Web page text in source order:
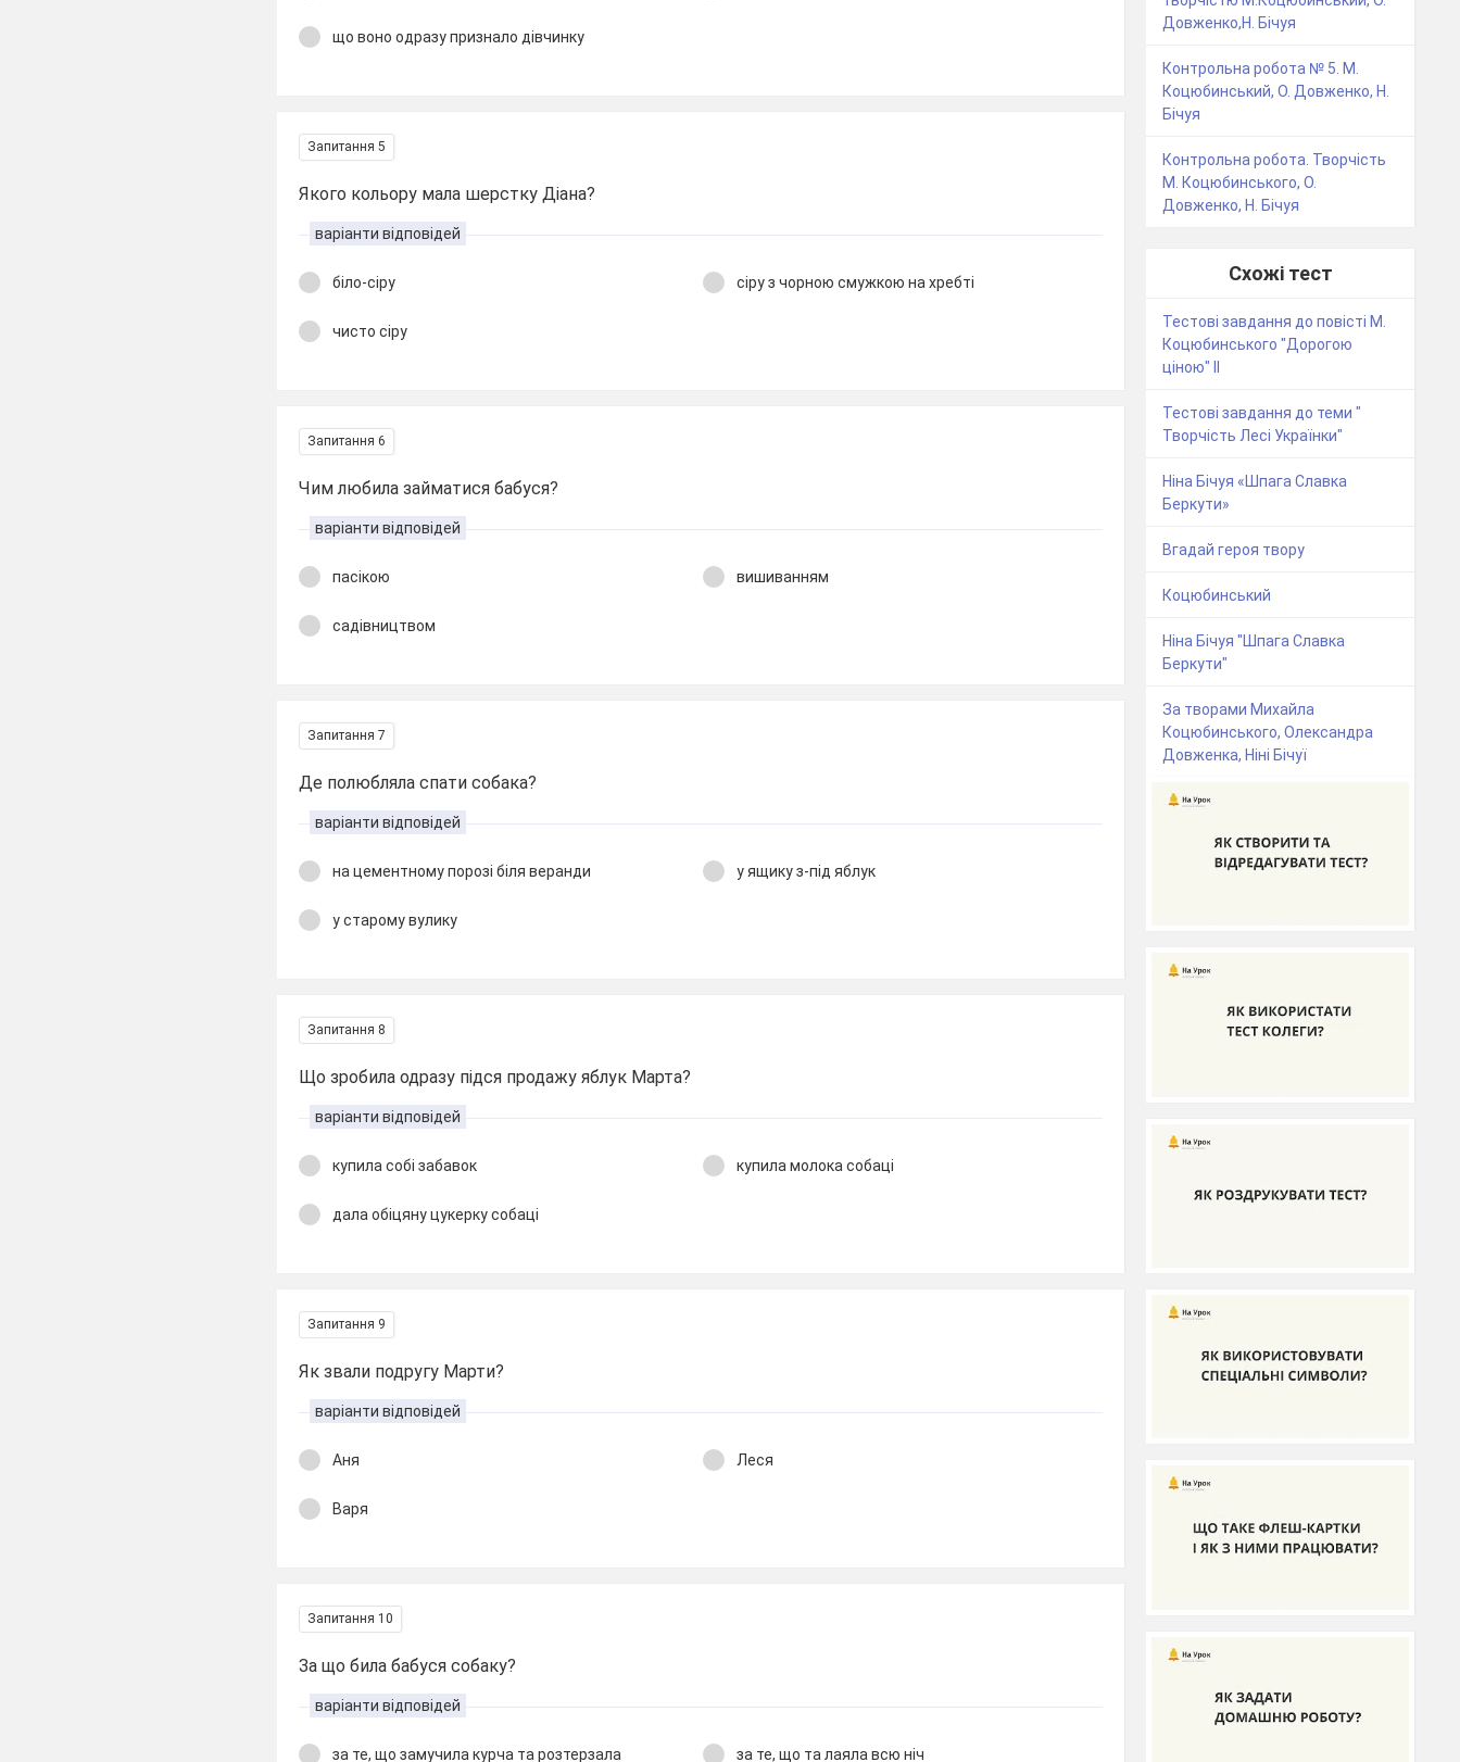
що воно одразу признало дівчинку
Запитання 5
Якого кольору мала шерстку Діана?
варіанти відповідей
біло-сіру сіру з чорною смужкою на хребті
чисто сіру
Запитання 6
Чим любила займатися бабуся?
варіанти відповідей
пасікою вишиванням
садівництвом
Запитання 7
Де полюбляла спати собака?
варіанти відповідей
на цементному порозі біля веранди у ящику з-під яблук
у старому вулику
Запитання 8
Що зробила одразу підся продажу яблук Марта?
варіанти відповідей
купила собі забавок купила молока собаці
дала обіцяну цукерку собаці
Запитання 9
Як звали подругу Марти?
варіанти відповідей
Аня Леся
Варя
Запитання 10
За що била бабуся собаку?
варіанти відповідей
за те, що замучила курча та розтерзала за те, що та лаяла всю ніч
Довженко,Н. Бічуя
Контрольна робота № 5. М.
Коцюбинський, О. Довженко, Н.
Бічуя
Контрольна робота. Творчість
М. Коцюбинського, О.
Довженко, Н. Бічуя
Схожі тест
Тестові завдання до повісті М.
Коцюбинського "Дорогою
ціною" ІІ
Тестові завдання до теми "
Творчість Лесі Українки"
Ніна Бічуя «Шпага Славка
Беркути»
Вгадай героя твору
Коцюбинський
Ніна Бічуя "Шпага Славка
Беркути"
За творами Михайла
Коцюбинського, Олександра
Довженка, Ніні Бічуї